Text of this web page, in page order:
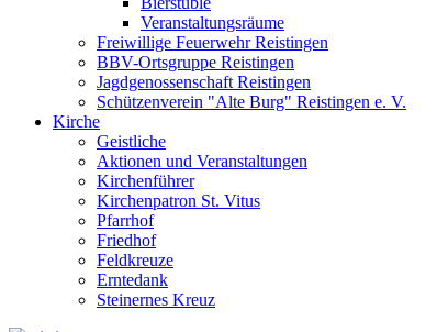
Veranstaltungsräume
Freiwillige Feuerwehr Reistingen
BBV-Ortsgruppe Reistingen
Jagdgenossenschaft Reistingen
Schützenverein "Alte Burg" Reistingen e. V.
Kirche
Geistliche
Aktionen und Veranstaltungen
Kirchenführer
Kirchenpatron St. Vitus
Pfarrhof
Friedhof
Feldkreuze
Erntedank
Steinernes Kreuz